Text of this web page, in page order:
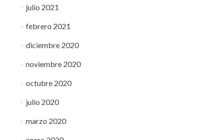
julio 2021
febrero 2021
diciembre 2020
noviembre 2020
octubre 2020
julio 2020
marzo 2020